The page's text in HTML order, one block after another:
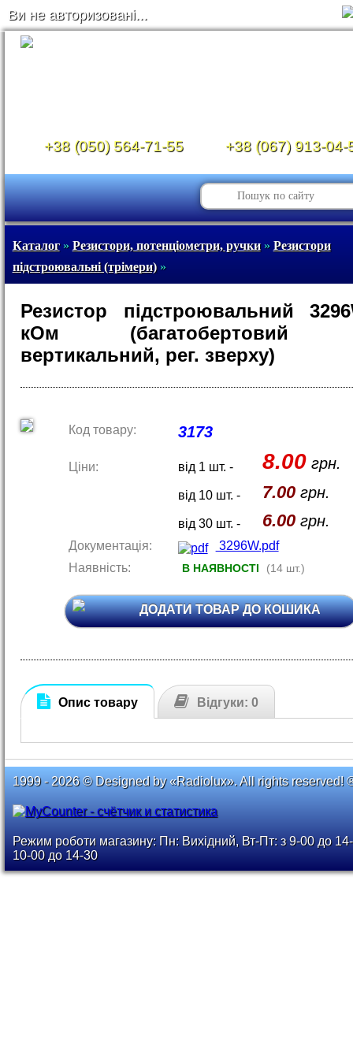
Ви не авторизовані...
+38 (050) 564-71-55 +38 (067) 913-04-
Каталог» Резистори, потенціометри, ручки» Резистори
підстроювальні (трімери)»
Резистор підстроювальний
кОм (багатобертовий /
вертикальний, рег. зверху)
Код товару: 3173
Ціни: від 1 шт. - 8.00грн.
від 10 шт. - 7.00грн.
від 30 шт. - 6.00грн.
Документація:
3296W.pdf
Наявність:
В НАЯВНОСТІ (14 шт.)
ДОДАТИ ТОВАР ДО КОШИКА
Опис товару Відгуки: 0
1999 - 2026 © Designed by «Radiolux». All rights reserved!
Режим роботи магазину: Пн: Вихідний, Вт-Пт: з 9-00 до
10-00 до 14-30